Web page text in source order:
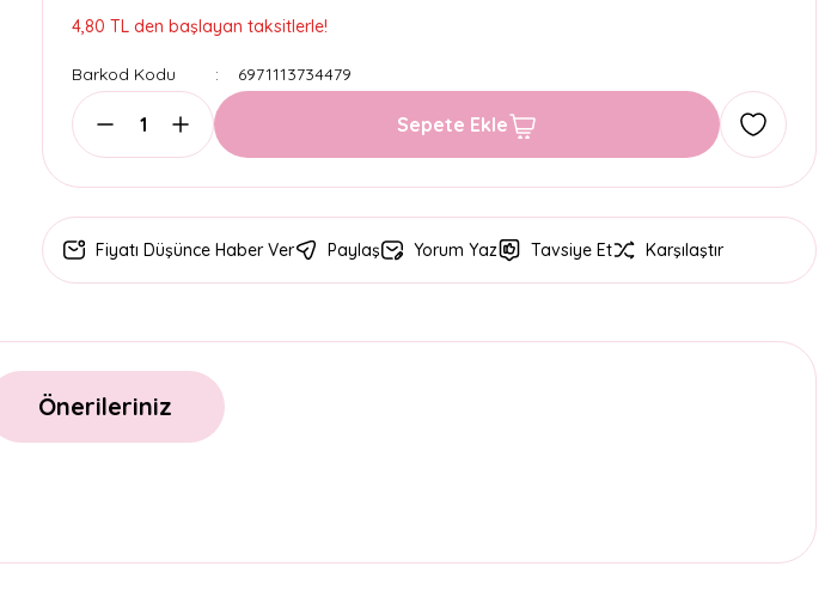
4,80 TL den başlayan taksitlerle!
Barkod Kodu 6971113734479
Sepete Ekle
Fiyatı Düşünce Haber Ver Paylaş Yorum Yaz Tavsiye Et Karşılaştır
Önerileriniz